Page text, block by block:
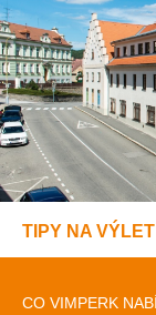
TIPY NA VÝLET
CO VIMPERK